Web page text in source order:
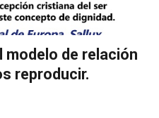
modelo de relación
reproducir.